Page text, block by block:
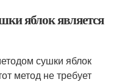
яблок является
сушки яблок
метод не требует